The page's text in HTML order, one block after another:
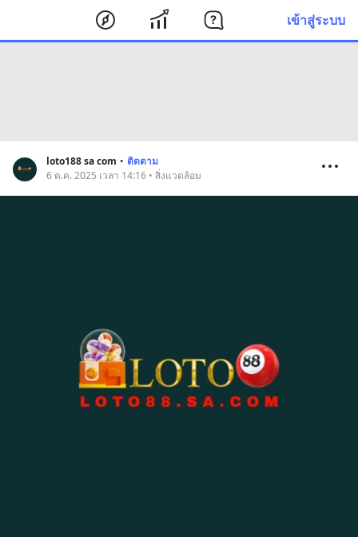
เข้าสู่ระบบ
loto188 sa com • ติดตาม
6 ต.ค. 2025 เวลา 14:16 • สิ่งแวดล้อม